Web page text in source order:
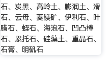
石、炭黑、高岭土、膨润土、滑
石、云母、菱镁矿、伊利石、叶
腊石、蛭石、海泡石、凹凸棒
石、累托石、硅藻土、重晶石、
石膏、明矾石